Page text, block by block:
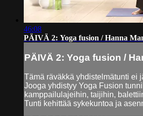
46:08
PÄIVÄ 2: Yoga fusion / Hanna
PÄIVÄ 2: Yoga fusion /
Tämä räväkkä yhdistelmätunti ei
Jooga yhdistyy Yoga Fusion
kamppailulajeihin, taijihin,
Tunti kehittää sykekuntoa ja